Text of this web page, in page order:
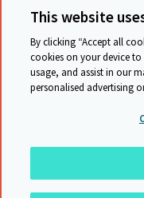
© Cambridge
This website
By clicking “Accept all
cookies on your device
usage, and assist in our
personalised advertising